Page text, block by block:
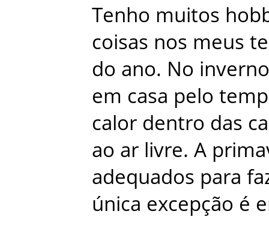
Tenho muitos
coisas nos meus
do ano. No inverno
em casa pelo
calor dentro das
ao ar livre. A
adequados para
única excepção é